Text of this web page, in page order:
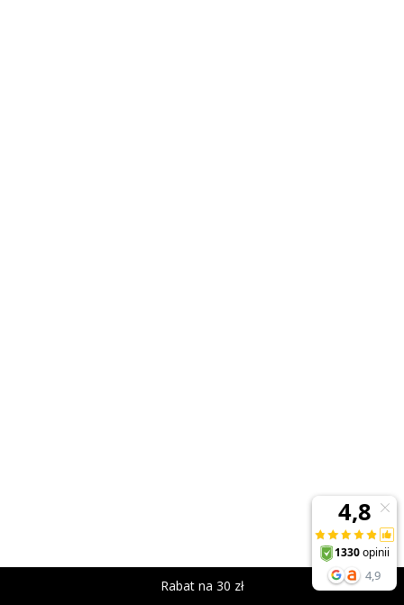
Rabat na 30 zł